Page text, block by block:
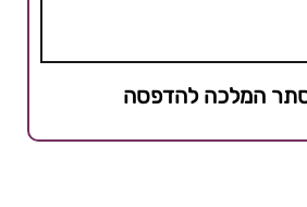
המלכה להדפסה